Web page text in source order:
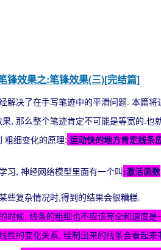
锋效果之:笔锋效果(三)[完结篇]
解决了在手写笔迹中的平滑问题. 本篇将
, 那么整个笔迹肯定不可能是等宽的.也
粗细变化的原理: 运动快的地方肯定线条
习, 神经网络模型里面有一个叫:激活函数
些复杂情况时,得到的结果会很糟糕.
时候, 线条的粗细也不应该完全和速度
性的变化关系, 绘制出来的线条会看起来